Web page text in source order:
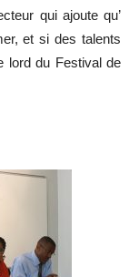
qui ajoute qu’
et si des talents
lord du Festival de